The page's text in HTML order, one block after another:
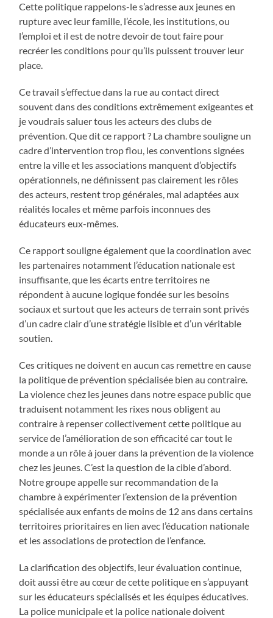
Cette politique rappelons-le s’adresse aux jeunes en
rupture avec leur famille, l’école, les institutions, ou
l’emploi et il est de notre devoir de tout faire pour
recréer les conditions pour qu’ils puissent trouver leur
place.
Ce travail s’effectue dans la rue au contact direct
souvent dans des conditions extrêmement exigeantes et
je voudrais saluer tous les acteurs des clubs de
prévention. Que dit ce rapport ? La chambre souligne un
cadre d’intervention trop flou, les conventions signées
entre la ville et les associations manquent d’objectifs
opérationnels, ne définissent pas clairement les rôles
des acteurs, restent trop générales, mal adaptées aux
réalités locales et même parfois inconnues des
éducateurs eux-mêmes.
Ce rapport souligne également que la coordination avec
les partenaires notamment l’éducation nationale est
insuffisante, que les écarts entre territoires ne
répondent à aucune logique fondée sur les besoins
sociaux et surtout que les acteurs de terrain sont privés
d’un cadre clair d’une stratégie lisible et d’un véritable
soutien.
Ces critiques ne doivent en aucun cas remettre en cause
la politique de prévention spécialisée bien au contraire.
La violence chez les jeunes dans notre espace public que
traduisent notamment les rixes nous obligent au
contraire à repenser collectivement cette politique au
service de l’amélioration de son efficacité car tout le
monde a un rôle à jouer dans la prévention de la violence
chez les jeunes. C’est la question de la cible d’abord.
Notre groupe appelle sur recommandation de la
chambre à expérimenter l’extension de la prévention
spécialisée aux enfants de moins de 12 ans dans certains
territoires prioritaires en lien avec l’éducation nationale
et les associations de protection de l’enfance.
La clarification des objectifs, leur évaluation continue,
doit aussi être au cœur de cette politique en s’appuyant
sur les éducateurs spécialisés et les équipes éducatives.
La police municipale et la police nationale doivent